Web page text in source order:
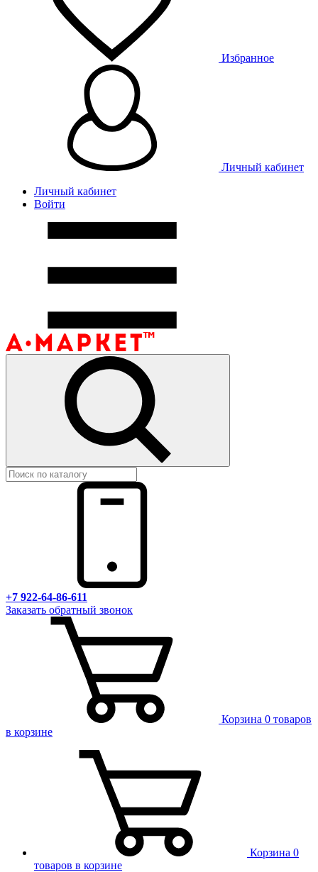
Избранное
Личный кабинет
Личный кабинет
Войти
+7 922-64-86-611
Заказать обратный звонок
Корзина 0 товаров
в корзине
Корзина 0
товаров в корзине